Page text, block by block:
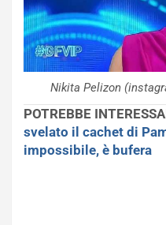
Nikita Pelizon
POTREBBE
svelato il cachet di
impossibile, è bufera